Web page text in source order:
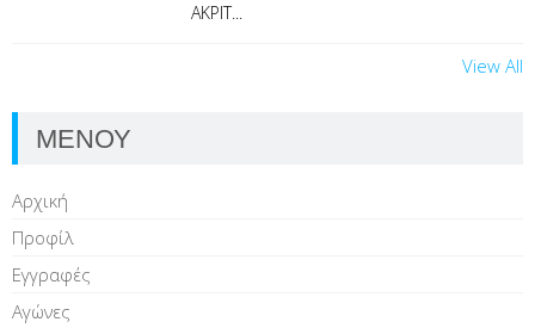
ΑΚΡΙΤ...
View All
ΜΕΝΟΥ
Αρχική
Προφίλ
Εγγραφές
Αγώνες